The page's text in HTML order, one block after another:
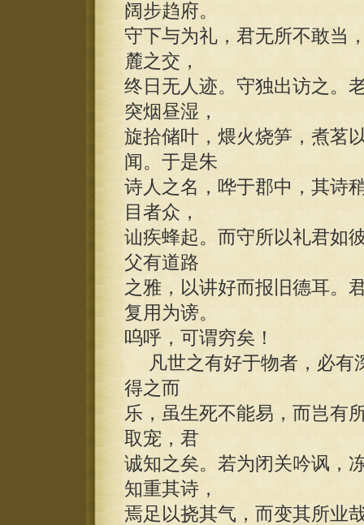
阔步趋府。
守下与为礼，君无所不敢当
麓之交，
终日无人迹。守独出访之。
突烟昼湿，
旋拾储叶，煨火烧笋，煮茗
闻。于是朱
诗人之名，哗于郡中，其诗
目者众，
讪疾蜂起。而守所以礼君如
父有道路
之雅，以讲好而报旧德耳。
复用为谤。
呜呼，可谓穷矣！
凡世之有好于物者，必有
得之而
乐，虽生死不能易，而岂有
取宠，君
诚知之矣。若为闭关吟讽，
知重其诗，
焉足以挠其气，而变其所业